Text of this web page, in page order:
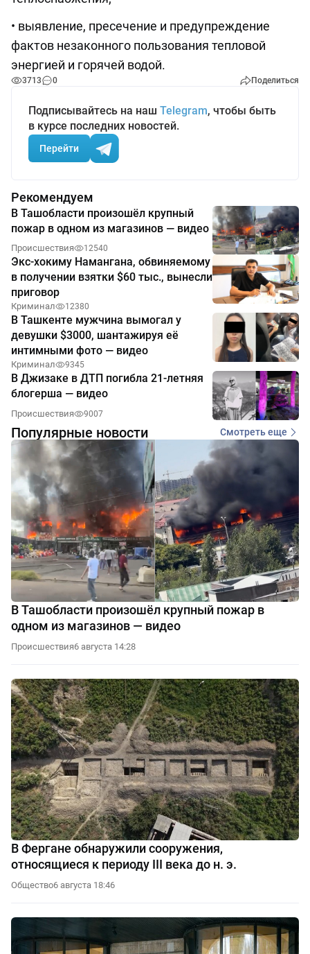
• выявление, пресечение и предупреждение
фактов незаконного пользования тепловой
энергией и горячей водой.
3713 0 Поделиться
Подписывайтесь на наш Telegram, чтобы быть
в курсе последних новостей.
Перейти
Рекомендуем
В Ташобласти произошёл крупный
пожар в одном из магазинов — видео
Происшествия 12540
Экс-хокиму Намангана, обвиняемому
в получении взятки $60 тыс., вынесли
приговор
Криминал 12380
В Ташкенте мужчина вымогал у
девушки $3000, шантажируя её
интимными фото — видео
Криминал 9345
В Джизаке в ДТП погибла 21-летняя
блогерша — видео
Происшествия 9007
Популярные новости Смотреть еще
В Ташобласти произошёл крупный пожар в
одном из магазинов — видео
Происшествия6 августа 14:28
В Фергане обнаружили сооружения,
относящиеся к периоду III века до н. э.
Общество6 августа 18:46